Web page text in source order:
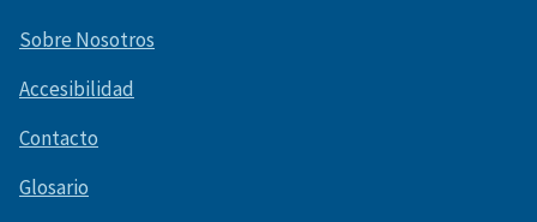
Sobre Nosotros
Accesibilidad
Contacto
Glosario